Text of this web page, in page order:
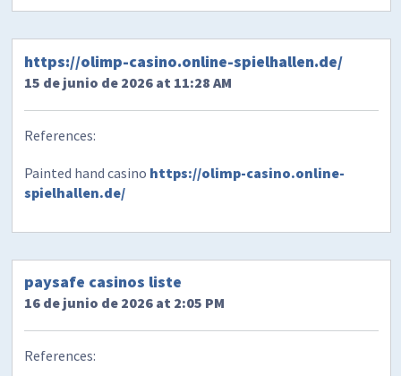
https://olimp-casino.online-spielhallen.de/
15 de junio de 2026 at 11:28 AM
References:
Painted hand casino https://olimp-casino.online-
spielhallen.de/
paysafe casinos liste
16 de junio de 2026 at 2:05 PM
References: